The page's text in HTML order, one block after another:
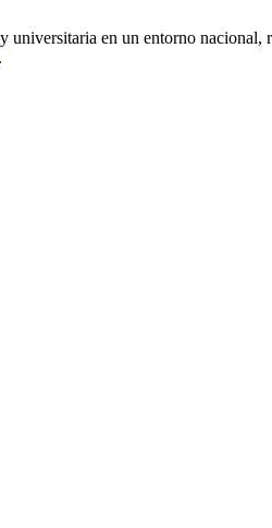
universitaria en un entorno
.